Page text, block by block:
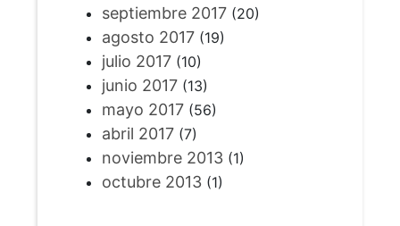
septiembre 2017(20)
agosto 2017(19)
julio 2017(10)
junio 2017(13)
mayo 2017(56)
abril 2017(7)
noviembre 2013(1)
octubre 2013(1)